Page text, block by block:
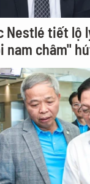
Nestlé tiết lộ
châm"